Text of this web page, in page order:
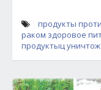
продукты
раком здоровое
продуктыц